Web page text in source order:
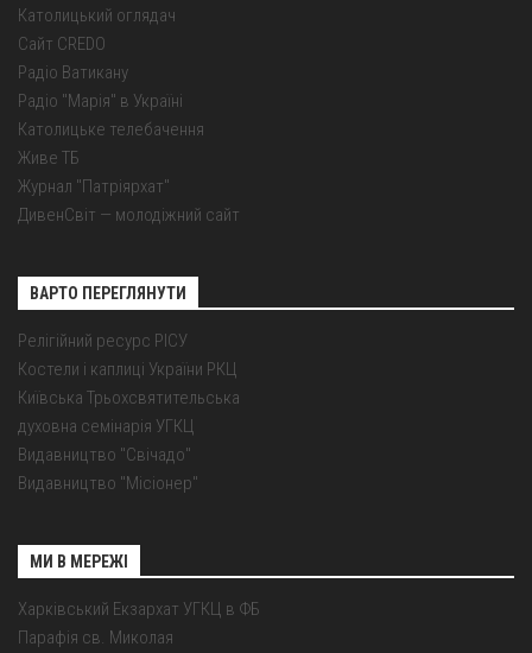
Католицький оглядач
Сайт CREDO
Радіо Ватикану
Радіо "Марія" в Україні
Католицьке телебачення
Живе ТБ
Журнал "Патріярхат"
ДивенСвіт — молодіжний сайт
ВАРТО ПЕРЕГЛЯНУТИ
Релігійний ресурс РІСУ
Костели і каплиці України РКЦ
Київська Трьохсвятительська
духовна семінарія УГКЦ
Видавництво "Свічадо"
Видавництво "Місіонер"
МИ В МЕРЕЖІ
Харківський Екзархат УГКЦ в ФБ
Парафія св. Миколая